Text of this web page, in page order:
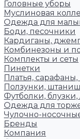
Головные уборы
Муслиновая
Одежда для
Боди, песочники
Кардиганы,
Комбинезоны и
Комплекты и сеты
Пинетки
Платья,
Ползунки,
Футболки,
Одежда для
Чулочно-
Бренды
Компания